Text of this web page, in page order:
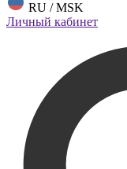
RU / MSK
Личный кабинет